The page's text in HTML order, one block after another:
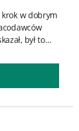
w dobrym
był to